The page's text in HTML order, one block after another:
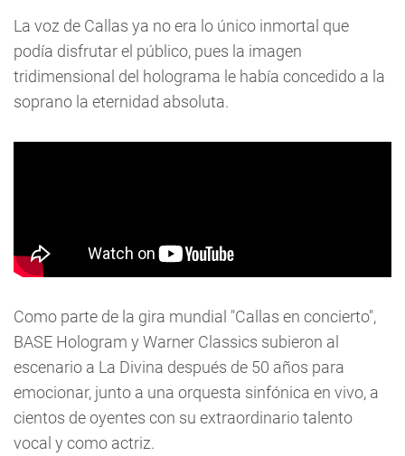
La voz de Callas ya no era lo único inmortal que
podía disfrutar el público, pues la imagen
tridimensional del holograma le había concedido a la
soprano la eternidad absoluta.
Como parte de la gira mundial "Callas en concierto",
BASE Hologram y Warner Classics subieron al
escenario a La Divina después de 50 años para
emocionar, junto a una orquesta sinfónica en vivo, a
cientos de oyentes con su extraordinario talento
vocal y como actriz.